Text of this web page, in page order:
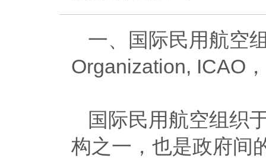
一、国际民用航空
Organization, ICAO
国际民用航空组织
构之一，也是政府间